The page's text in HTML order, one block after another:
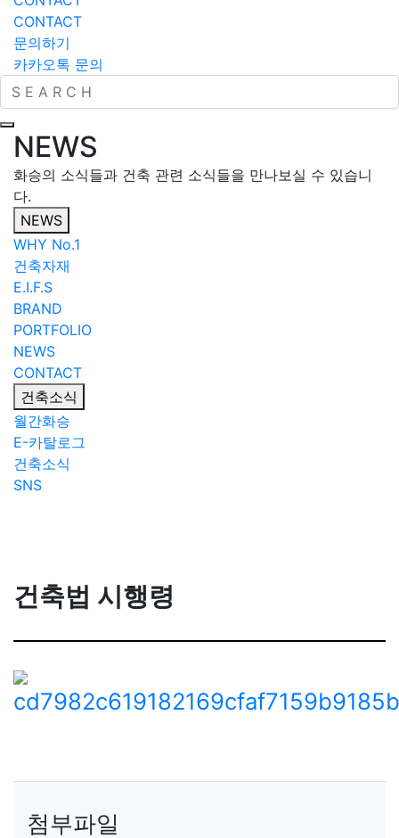
CONTACT
문의하기
카카오톡 문의
NEWS
화승의 소식들과 건축 관련 소식들을 만나보실 수 있습니
다.
NEWS
WHY No.1
건축자재
E.I.F.S
BRAND
PORTFOLIO
NEWS
CONTACT
건축소식
월간화승
E-카탈로그
건축소식
SNS
건축법 시행령
첨부파일